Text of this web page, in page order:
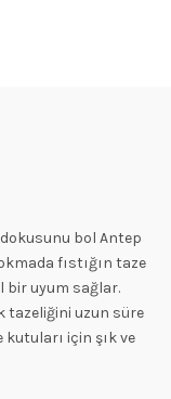
bol Antep
fıstığın taze
bir uyum sağlar.
tazeliğini uzun süre
için şık ve